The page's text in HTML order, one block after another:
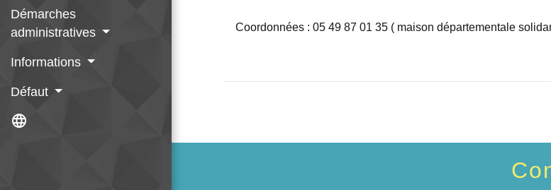
Démarches
administratives
Informations
Défaut
language
Coordonnées : 05 49 87 01 35 ( maison départementale